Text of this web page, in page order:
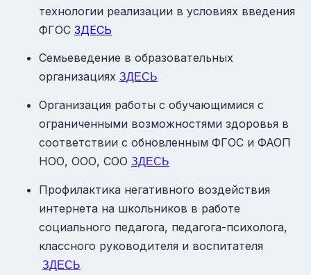
технологии реализации в условиях введения
ФГОС ЗДЕСЬ
Семьеведение в образовательных
организациях ЗДЕСЬ
Организация работы с обучающимися с
ограниченными возможностями здоровья в
соответствии с обновленным ФГОС и ФАОП
НОО, ООО, СОО ЗДЕСЬ
Профилактика негативного воздействия
интернета на школьников в работе
социального педагога, педагога-психолога,
классного руководителя и воспитателя​
ЗДЕСЬ